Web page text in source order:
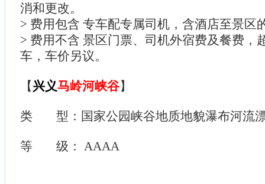
消和更改。
> 费用包含 专车配专属司机，含酒店至景区
> 费用不含 景区门票、司机外宿费及餐费，
车，车价另议。
【兴义马岭河峡谷】
类 型：国家公园峡谷地质地貌瀑布河流
等 级： AAAA